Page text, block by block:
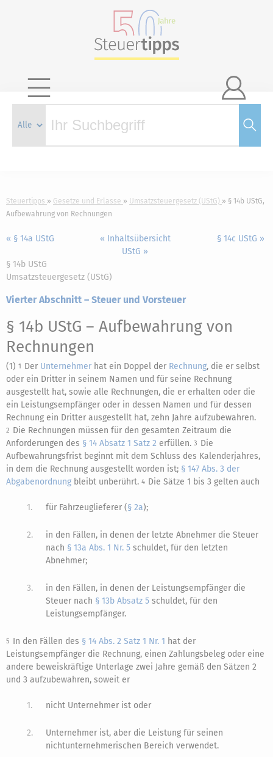

Steuertipps Gesetze und Erlasse Umsatzsteuergesetz (UStG)
§ 14b UStG,
Aufbewahrung von Rechnungen
« § 14a UStG
« Inhaltsübersicht
UStG »
§ 14c UStG »
§ 14b UStG
Umsatzsteuergesetz (UStG)
Vierter Abschnitt – Steuer und Vorsteuer
§ 14b UStG – Aufbewahrung von
Rechnungen
(1) 1 Der Unternehmer hat ein Doppel der Rechnung, die er selbst
oder ein Dritter in seinem Namen und für seine Rechnung
ausgestellt hat, sowie alle Rechnungen, die er erhalten oder die
ein Leistungsempfänger oder in dessen Namen und für dessen
Rechnung ein Dritter ausgestellt hat, zehn Jahre aufzubewahren.
2 Die Rechnungen müssen für den gesamten Zeitraum die
Anforderungen des § 14 Absatz 1 Satz 2 erfüllen. 3 Die
Aufbewahrungsfrist beginnt mit dem Schluss des Kalenderjahres,
in dem die Rechnung ausgestellt worden ist; § 147 Abs. 3 der
Abgabenordnung bleibt unberührt. 4 Die Sätze 1 bis 3 gelten auch
1. für Fahrzeuglieferer (§ 2a);
2.
in den Fällen, in denen der letzte Abnehmer die Steuer
nach § 13a Abs. 1 Nr. 5 schuldet, für den letzten
Abnehmer;
3.
in den Fällen, in denen der Leistungsempfänger die
Steuer nach § 13b Absatz 5 schuldet, für den
Leistungsempfänger.
5 In den Fällen des § 14 Abs. 2 Satz 1 Nr. 1 hat der
Leistungsempfänger die Rechnung, einen Zahlungsbeleg oder eine
andere beweiskräftige Unterlage zwei Jahre gemäß den Sätzen 2
und 3 aufzubewahren, soweit er
1. nicht Unternehmer ist oder
2.
Unternehmer ist, aber die Leistung für seinen
nichtunternehmerischen Bereich verwendet.